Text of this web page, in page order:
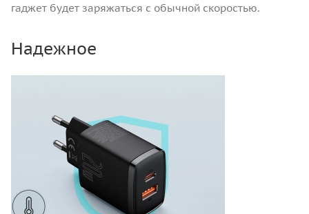
гаджет будет заряжаться с обычной скоростью.
Надежное